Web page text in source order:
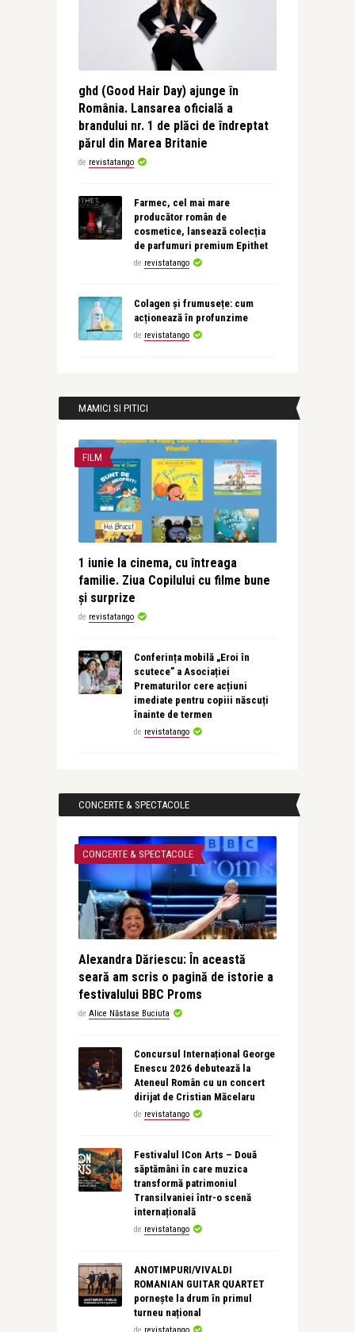
ghd (Good Hair Day) ajunge în
România. Lansarea oficială a
brandului nr. 1 de plăci de îndreptat
părul din Marea Britanie
de revistatango
Farmec, cel mai mare
producător român de
cosmetice, lansează colecția
de parfumuri premium Epithet
de revistatango
Colagen și frumusețe: cum
acționează în profunzime
de revistatango
MAMICI SI PITICI
FILM
1 iunie la cinema, cu întreaga
familie. Ziua Copilului cu filme bune
și surprize
de revistatango
Conferința mobilă „Eroi în
scutece” a Asociației
Prematurilor cere acțiuni
imediate pentru copiii născuți
înainte de termen
de revistatango
CONCERTE & SPECTACOLE
CONCERTE & SPECTACOLE
Alexandra Dăriescu: În această
seară am scris o pagină de istorie a
festivalului BBC Proms
de Alice Năstase Buciuta
Concursul Internațional George
Enescu 2026 debutează la
Ateneul Român cu un concert
dirijat de Cristian Măcelaru
de revistatango
Festivalul ICon Arts – Două
săptămâni în care muzica
transformă patrimoniul
Transilvaniei într-o scenă
internațională
de revistatango
ANOTIMPURI/VIVALDI
ROMANIAN GUITAR QUARTET
pornește la drum în primul
turneu național